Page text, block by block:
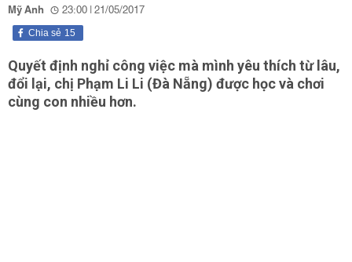
Mỹ Anh 23:00 | 21/05/2017
15
Chia sẻ
Quyết định nghỉ công việc mà mình yêu thích từ lâu,
đổi lại, chị Phạm Li Li (Đà Nẵng) được học và chơi
cùng con nhiều hơn.